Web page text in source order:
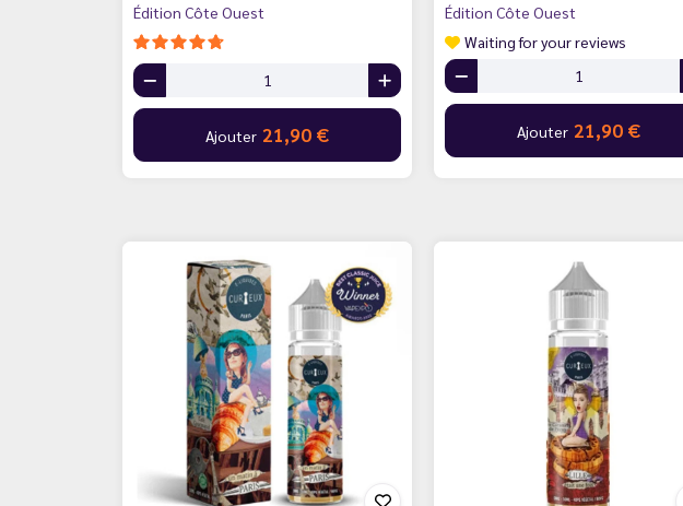
Édition Côte Ouest
Ajouter 21,90 €
Édition Côte Ouest
Waiting for your reviews
Ajouter 21,90 €